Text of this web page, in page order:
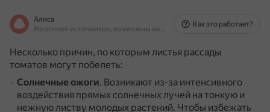
Алиса
На основе источников, возможны неточности
Как это работает?
Несколько причин, по которым листья рассады
томатов могут побелеть:
Солнечные ожоги. Возникают из-за интенсивного
воздействия прямых солнечных лучей на тонкую и
нежную листву молодых растений. Чтобы избежать